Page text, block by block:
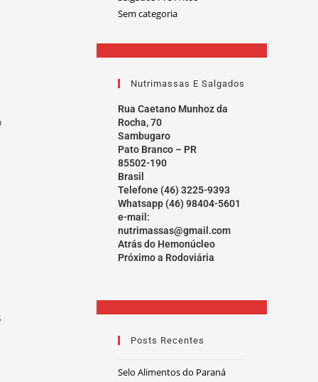
Sem categoria
Nutrimassas E Salgados
Rua Caetano Munhoz da
Rocha, 70
Sambugaro
Pato Branco – PR
85502-190
Brasil
Telefone (46) 3225-9393
Whatsapp (46) 98404-5601
e-mail:
nutrimassas@gmail.com
Atrás do Hemonúcleo
Próximo a Rodoviária
Posts Recentes
Selo Alimentos do Paraná